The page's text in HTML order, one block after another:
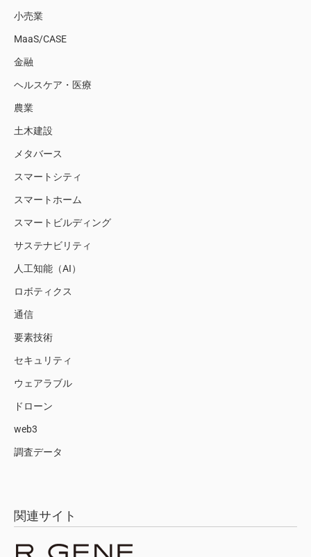
小売業
MaaS/CASE
金融
ヘルスケア・医療
農業
土木建設
メタバース
スマートシティ
スマートホーム
スマートビルディング
サステナビリティ
人工知能（AI）
ロボティクス
通信
要素技術
セキュリティ
ウェアラブル
ドローン
web3
調査データ
関連サイト